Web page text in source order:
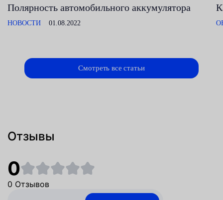
Полярность автомобильного аккумулятора
НОВОСТИ 01.08.2022
Смотреть все статьи
Отзывы
0
0 Отзывов